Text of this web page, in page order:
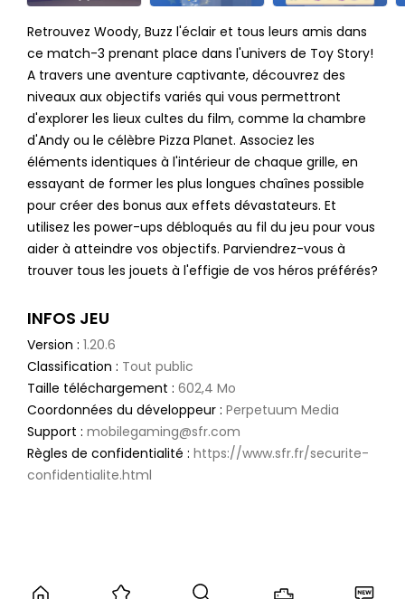
Retrouvez Woody, Buzz l'éclair et tous leurs amis dans
ce match-3 prenant place dans l'univers de Toy Story!
A travers une aventure captivante, découvrez des
niveaux aux objectifs variés qui vous permettront
d'explorer les lieux cultes du film, comme la chambre
d'Andy ou le célèbre Pizza Planet. Associez les
éléments identiques à l'intérieur de chaque grille, en
essayant de former les plus longues chaînes possible
pour créer des bonus aux effets dévastateurs. Et
utilisez les power-ups débloqués au fil du jeu pour vous
aider à atteindre vos objectifs. Parviendrez-vous à
trouver tous les jouets à l'effigie de vos héros préférés?
INFOS JEU
Version : 1.20.6
Classification : Tout public
Taille téléchargement : 602,4 Mo
Coordonnées du développeur : Perpetuum Media
Support : mobilegaming@sfr.com
Règles de confidentialité : https://www.sfr.fr/securite-
confidentialite.html